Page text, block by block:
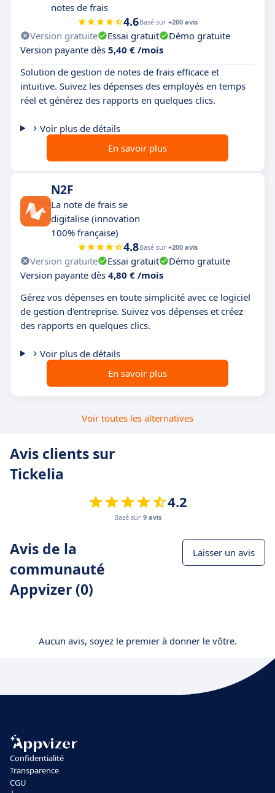
notes de frais
4.6Basé sur +200 avis
Version gratuite Essai gratuit
Démo gratuite
Version payante dès 5,40 € /mois
Solution de gestion de notes de frais efficace et
intuitive. Suivez les dépenses des employés en temps
réel et générez des rapports en quelques clics.
Voir plus de détails
En savoir plus
N2F
La note de frais se
digitalise (innovation
100% française)
4.8Basé sur +200 avis
Version gratuite Essai gratuit
Démo gratuite
Version payante dès 4,80 € /mois
Gérez vos dépenses en toute simplicité avec ce logiciel
de gestion d'entreprise. Suivez vos dépenses et créez
des rapports en quelques clics.
Voir plus de détails
En savoir plus
Voir toutes les alternatives
Avis clients sur
Tickelia
4.2
Basé sur 9 avis
Avis de la
communauté
Appvizer (0)
Laisser un avis
Aucun avis, soyez le premier à donner le vôtre.
Confidentialité
Transparence
CGU